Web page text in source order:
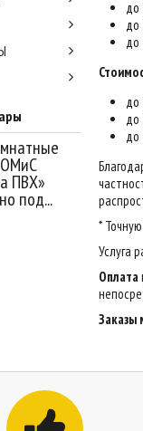
до
до
до
до
до
до
*
Услуга
Оплата
Заказы
ПВХ»
под...